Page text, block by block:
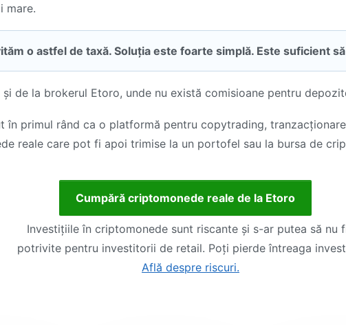
mare.
o astfel de taxă. Soluția este foarte simplă. Este suficient
de la brokerul Etoro, unde nu există comisioane pentru
în primul rând ca o platformă pentru copytrading,
reale care pot fi apoi trimise la un portofel sau la bursa de
Cumpără criptomonede reale de la Etoro
Investițiile în criptomonede sunt riscante și s-ar putea să nu
potrivite pentru investitorii de retail. Poți pierde întreaga
Află despre riscuri.